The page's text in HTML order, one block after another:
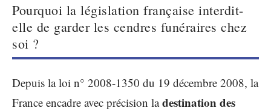
Pourquoi la législation française interdit-
elle de garder les cendres funéraires chez
soi ?
Depuis la loi n° 2008-1350 du 19 décembre 2008, la
France encadre avec précision ladestination des